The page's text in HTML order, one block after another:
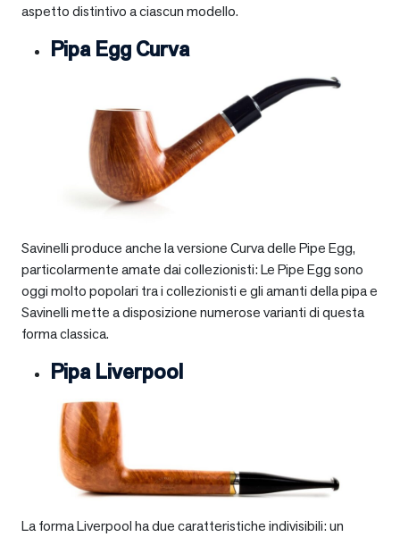
aspetto distintivo a ciascun modello.
Pipa Egg Curva
Savinelli produce anche la versione Curva delle Pipe Egg,
particolarmente amate dai collezionisti: Le Pipe Egg sono
oggi molto popolari tra i collezionisti e gli amanti della pipa e
Savinelli mette a disposizione numerose varianti di questa
forma classica.
Pipa Liverpool
La forma Liverpool ha due caratteristiche indivisibili: un